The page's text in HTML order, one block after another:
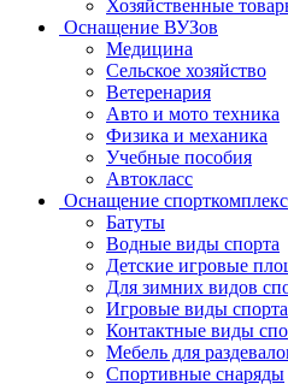
Хозяйственные
Оснащение ВУЗов
Медицина
Сельское хозяйство
Ветеренария
Авто и мото техника
Физика и механика
Учебные пособия
Автокласс
Оснащение
Батуты
Водные виды спорта
Детские игровые
Для зимних видов
Игровые виды спорта
Контактные виды
Мебель для
Спортивные снаряды